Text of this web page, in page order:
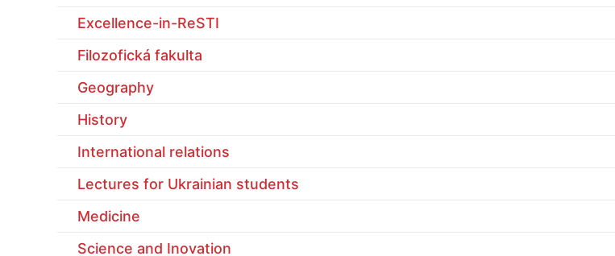
Excellence-in-ReSTI
Filozofická fakulta
Geography
History
International relations
Lectures for Ukrainian students
Medicine
Science and Inovation